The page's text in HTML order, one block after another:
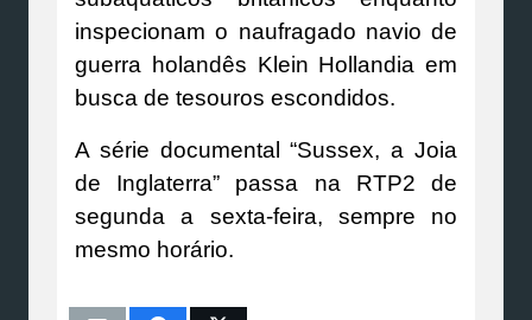
inspecionam o naufragado navio de
guerra holandês Klein Hollandia em
busca de tesouros escondidos.
A série documental “Sussex, a Joia
de Inglaterra” passa na RTP2 de
segunda a sexta-feira, sempre no
mesmo horário.